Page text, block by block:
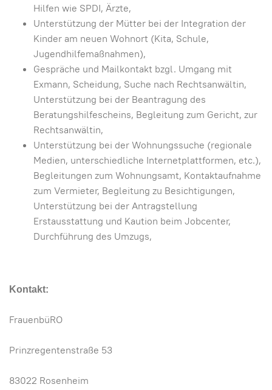
Hilfen wie SPDI, Ärzte,
Unterstützung der Mütter bei der Integration der
Kinder am neuen Wohnort (Kita, Schule,
Jugendhilfemaßnahmen),
Gespräche und Mailkontakt bzgl. Umgang mit
Exmann, Scheidung, Suche nach Rechtsanwältin,
Unterstützung bei der Beantragung des
Beratungshilfescheins, Begleitung zum Gericht, zur
Rechtsanwältin,
Unterstützung bei der Wohnungssuche (regionale
Medien, unterschiedliche Internetplattformen, etc.),
Begleitungen zum Wohnungsamt, Kontaktaufnahme
zum Vermieter, Begleitung zu Besichtigungen,
Unterstützung bei der Antragstellung
Erstausstattung und Kaution beim Jobcenter,
Durchführung des Umzugs,
Kontakt:
FrauenbüRO
Prinzregentenstraße 53
83022 Rosenheim